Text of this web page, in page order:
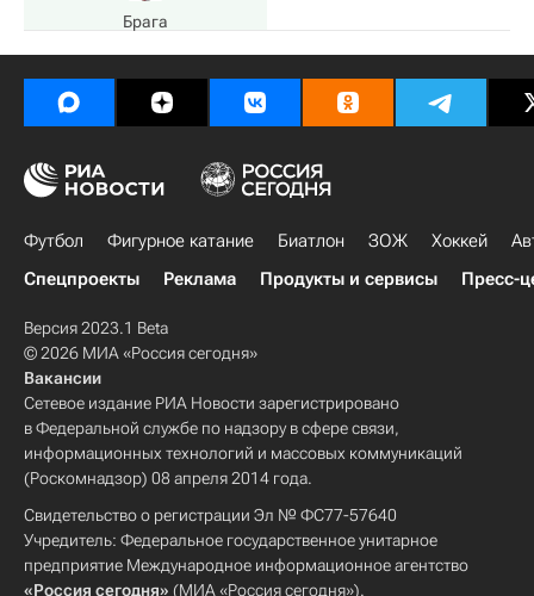
Брага
Футбол Фигурное катание Биатлон ЗОЖ Хоккей
Спецпроекты
Реклама Продукты и сервисы Пресс-
Версия 2023.1 Beta
© 2026 МИА «Россия сегодня»
Вакансии
Сетевое издание РИА Новости зарегистрировано
в Федеральной службе по надзору в сфере связи,
информационных технологий и массовых коммуникаций
(Роскомнадзор) 08 апреля 2014 года.
Свидетельство о регистрации Эл № ФС77-57640
Учредитель: Федеральное государственное унитарное
предприятие Международное информационное агентство
«Россия сегодня» (МИА «Россия сегодня»).